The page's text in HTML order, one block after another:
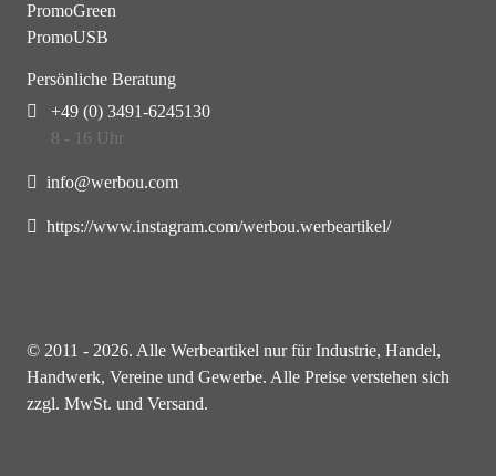
PromoGreen
PromoUSB
Persönliche Beratung
+49 (0) 3491-6245130
8 - 16 Uhr
info@werbou.com
https://www.instagram.com/werbou.werbeartikel/
© 2011 - 2026. Alle Werbeartikel nur für Industrie, Handel,
Handwerk, Vereine und Gewerbe. Alle Preise verstehen sich
zzgl. MwSt. und Versand.